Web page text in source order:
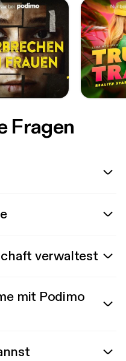
Fragen
verwaltest
mit Podimo